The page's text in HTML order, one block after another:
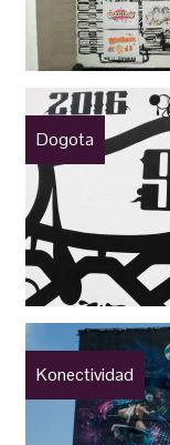
Dogota
Konectividad